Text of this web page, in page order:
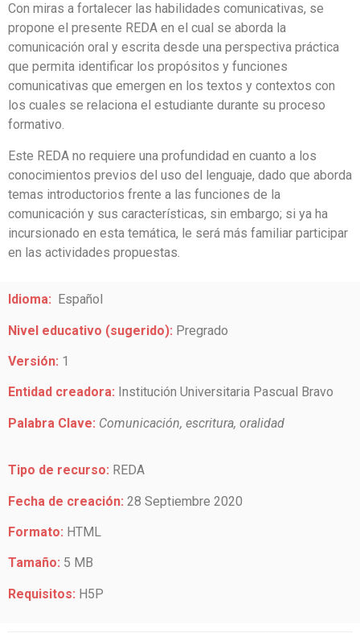
Con miras a fortalecer las habilidades comunicativas, se
propone el presente REDA en el cual se aborda la
comunicación oral y escrita desde una perspectiva práctica
que permita identificar los propósitos y funciones
comunicativas que emergen en los textos y contextos con
los cuales se relaciona el estudiante durante su proceso
formativo.
Este REDA no requiere una profundidad en cuanto a los
conocimientos previos del uso del lenguaje, dado que aborda
temas introductorios frente a las funciones de la
comunicación y sus características, sin embargo; si ya ha
incursionado en esta temática, le será más familiar participar
en las actividades propuestas
Idioma: Español
Nivel educativo (sugerido): Pregrado
Versión: 1
Entidad creadora: Institución Universitaria Pascual Bravo
Palabra Clave: Comunicación, escritura, oralidad
Tipo de recurso: REDA
Fecha de creación: 28 Septiembre 2020
Formato: HTML
Tamaño: 5 MB
Requisitos: H5P